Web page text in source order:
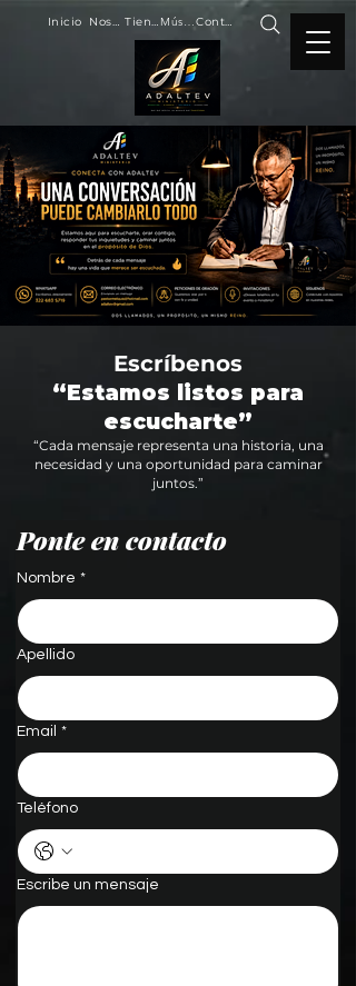
Inicio
Escríbenos
“Estamos listos para
escucharte”
“Cada mensaje representa una historia, una
necesidad y una oportunidad para caminar
juntos.”
Ponte en contacto
Nombre *
Apellido
Email *
Teléfono
Escribe un mensaje